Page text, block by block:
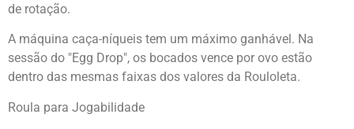
de rotação.
A máquina caça-níqueis tem um máximo ganhável. Na
sessão do "Egg Drop", os bocados vence por ovo estão
dentro das mesmas faixas dos valores da Rouloleta.
Roula para Jogabilidade